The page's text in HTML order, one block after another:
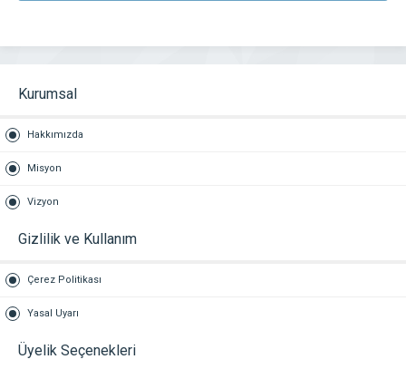
Kurumsal
Hakkımızda
Misyon
Vizyon
Gizlilik ve Kullanım
Çerez Politikası
Yasal Uyarı
Üyelik Seçenekleri